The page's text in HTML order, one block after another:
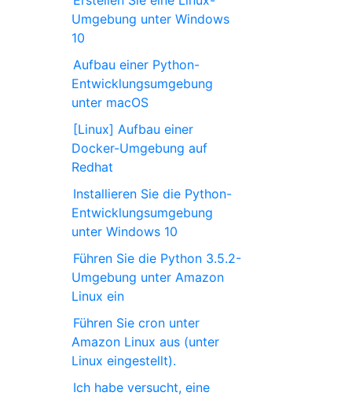
Umgebung unter Windows
10
Aufbau einer Python-
Entwicklungsumgebung
unter macOS
[Linux] Aufbau einer
Docker-Umgebung auf
Redhat
Installieren Sie die Python-
Entwicklungsumgebung
unter Windows 10
Führen Sie die Python 3.5.2-
Umgebung unter Amazon
Linux ein
Führen Sie cron unter
Amazon Linux aus (unter
Linux eingestellt).
Ich habe versucht, eine